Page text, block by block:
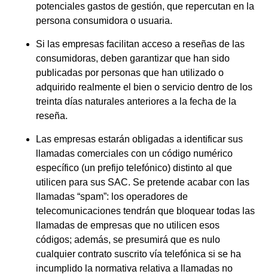
potenciales gastos de gestión, que repercutan en la
persona consumidora o usuaria.
Si las empresas facilitan acceso a reseñas de las
consumidoras, deben garantizar que han sido
publicadas por personas que han utilizado o
adquirido realmente el bien o servicio dentro de los
treinta días naturales anteriores a la fecha de la
reseña.
Las empresas estarán obligadas a identificar sus
llamadas comerciales con un código numérico
específico (un prefijo telefónico) distinto al que
utilicen para sus SAC. Se pretende acabar con las
llamadas “spam”: los operadores de
telecomunicaciones tendrán que bloquear todas las
llamadas de empresas que no utilicen esos
códigos; además, se presumirá que es nulo
cualquier contrato suscrito vía telefónica si se ha
incumplido la normativa relativa a llamadas no